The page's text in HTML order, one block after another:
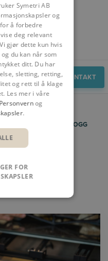
KONTAKT
BLOGG
Symetri AB
og
å forbedre
deg relevant
gjør dette kun hvis
du kan når som
ditt. Du har
sletting, retting,
og rett til å klage
Les mer i våre
Personvernog
.
FOR